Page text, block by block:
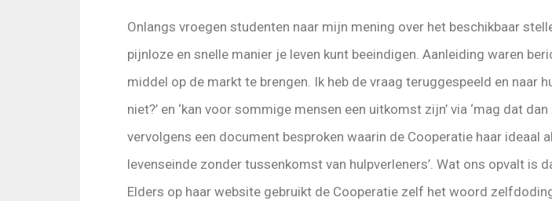
Onlangs vroegen studenten naar mijn mening over het beschikbaar
pijnloze en snelle manier je leven kunt beeindigen. Aanleiding waren
middel op de markt te brengen. Ik heb de vraag teruggespeeld en naar
niet?’ en ‘kan voor sommige mensen een uitkomst zijn’ via ‘mag dat
vervolgens een document besproken waarin de Cooperatie haar ideaal
levenseinde zonder tussenkomst van hulpverleners’. Wat ons opvalt
Elders op haar website gebruikt de Cooperatie zelf het woord